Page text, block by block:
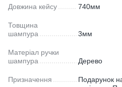
Довжина кейсу 740мм
Товщина
шампура
3мм
Матеріал ручки
шампура
Дерево
Призначення
Подарунок